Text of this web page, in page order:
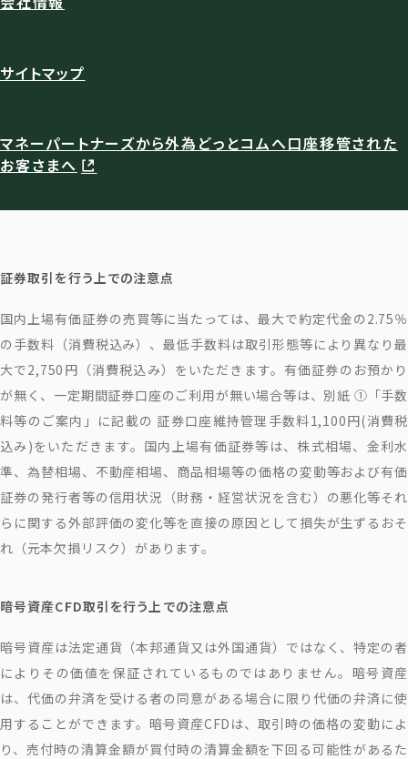
サイトマップ
マネーパートナーズから外為どっとコムへ口座移管された
お客さまへ
証券取引を行う上での注意点
国内上場有価証券の売買等に当たっては、最大で約定代金の2.75％
の手数料（消費税込み）、最低手数料は取引形態等により異なり最
大で2,750円（消費税込み）をいただきます。有価証券のお預かり
が無く、一定期間証券口座のご利用が無い場合等は、別紙 ①「手数
料等のご案内」に記載の 証券口座維持管理手数料1,100円(消費税
込み)をいただきます。国内上場有価証券等は、株式相場、金利水
準、為替相場、不動産相場、商品相場等の価格の変動等および有価
証券の発行者等の信用状況（財務・経営状況を含む）の悪化等それ
らに関する外部評価の変化等を直接の原因として損失が生ずるおそ
れ（元本欠損リスク）があります。
暗号資産CFD取引を行う上での注意点
暗号資産は法定通貨（本邦通貨又は外国通貨）ではなく、特定の者
によりその価値を保証されているものではありません。暗号資産
は、代価の弁済を受ける者の同意がある場合に限り代価の弁済に使
用することができます。暗号資産CFDは、取引時の価格の変動によ
り、売付時の清算金額が買付時の清算金額を下回る可能性があるた